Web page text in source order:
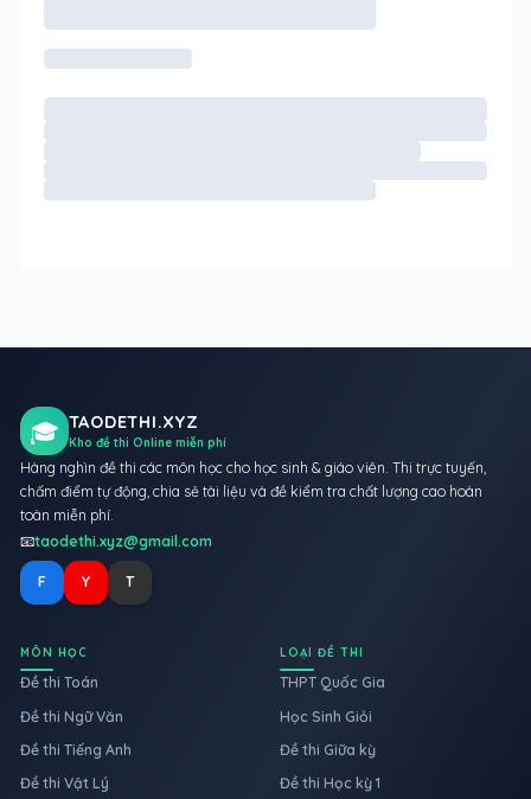
🎓 TAODETHI.XYZ
Kho đề thi Online miễn phí
Hàng nghìn đề thi các môn học cho học sinh & giáo viên. Thi trực tuyến,
chấm điểm tự động, chia sẻ tài liệu và đề kiểm tra chất lượng cao hoàn
toàn miễn phí.
📧taodethi.xyz@gmail.com
F Y T
MÔN HỌC
Đề thi Toán
Đề thi Ngữ Văn
Đề thi Tiếng Anh
Đề thi Vật Lý
LOẠI ĐỀ THI
THPT Quốc Gia
Học Sinh Giỏi
Đề thi Giữa kỳ
Đề thi Học kỳ 1